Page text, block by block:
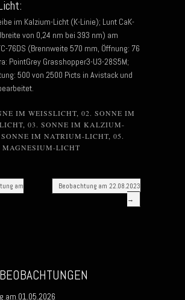
im Kalzium-Licht (K-Linie); Lunt CaK-
von 0,24 nm bei 393 nm) am
76DS (Brennweite 570 mm, Öffnung: 76
PointGrey Grasshopper3-U3-28S5M;
500 von 2500 Picts in Avistack und
IM WEISSLICHT 02. SONNE IM
03. SONNE IM KALZIUM-
IM NATRIUM-LICHT 05.
MAGNESIUM-LICHT
am
Beobachtung am 22.08.2023
→
am 01.05.2026